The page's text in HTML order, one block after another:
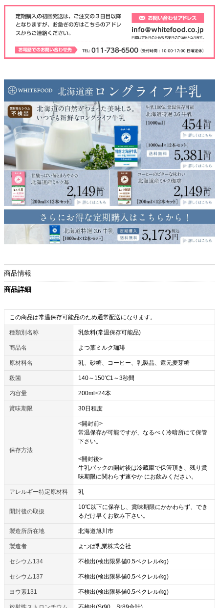
商品情報
商品詳細
この商品は常温保存可能品のため通常配送になります。
種類別名称 乳飲料(常温保存可能品)
商品名 よつ葉ミルク珈琲
原材料名 乳、砂糖、コーヒー、乳製品、還元麦芽糖
殺菌 140～150℃1～3秒間
内容量 200ml×24本
賞味期限 30日程度
保存方法
<開封前>
常温保存が可能ですが、なるべく冷暗所にて保管
下さい。
<開封後>
牛乳パックの開封後は冷蔵庫で保管頂き、残り賞
味期限に関わらず速やか にお飲みください。
アレルギー特定原材料 乳
開封後の取扱
10℃以下に保存し、賞味期限にかかわらず、でき
るだけ早くお飲み下さい。
製造所所在地 北海道旭川市
製造者 よつば乳業株式会社
セシウム134 不検出(検出限界値0.5ベクレル/kg)
セシウム137 不検出(検出限界値0.5ベクレル/kg)
ヨウ素131 不検出(検出限界値0.5ベクレル/kg)